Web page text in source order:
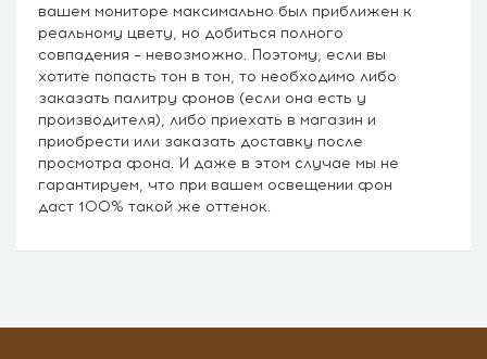
вашем мониторе максимально был приближен к
реальному цвету, но добиться полного
совпадения – невозможно. Поэтому, если вы
хотите попасть тон в тон, то необходимо либо
заказать палитру фонов (если она есть у
производителя), либо приехать в магазин и
приобрести или заказать доставку после
просмотра фона. И даже в этом случае мы не
гарантируем, что при вашем освещении фон
даст 100% такой же оттенок.